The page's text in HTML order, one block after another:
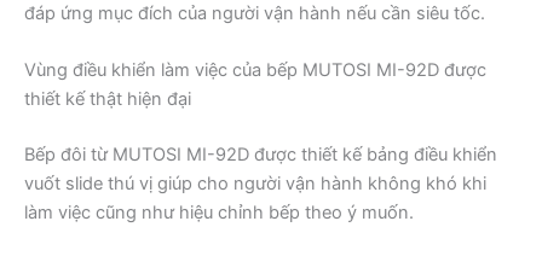
đáp ứng mục đích của người vận hành nếu cần siêu tốc.
Vùng điều khiển làm việc của bếp MUTOSI MI-92D được
thiết kế thật hiện đại
Bếp đôi từ MUTOSI MI-92D được thiết kế bảng điều khiển
vuốt slide thú vị giúp cho người vận hành không khó khi
làm việc cũng như hiệu chỉnh bếp theo ý muốn.